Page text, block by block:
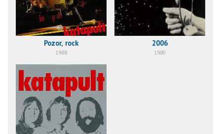
Pozor, rock
1988
2006
1980